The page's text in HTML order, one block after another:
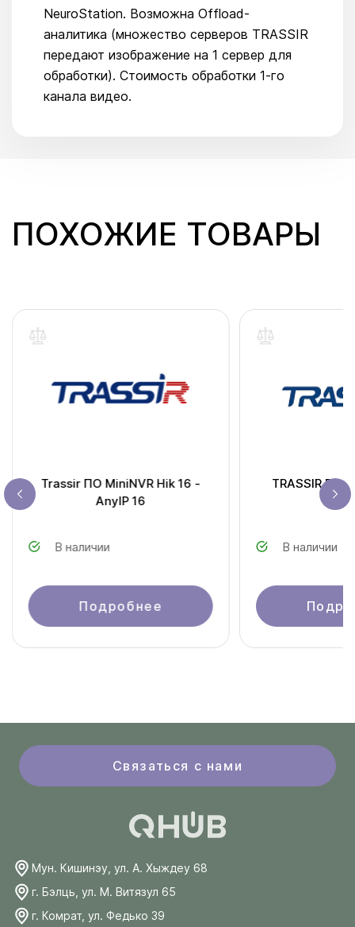
NeuroStation. Возможна Offload-
аналитика (множество серверов TRASSIR
передают изображение на 1 сервер для
обработки). Стоимость обработки 1-го
канала видео.
ПОХОЖИЕ ТОВАРЫ
Trassir ПО MiniNVR Hik 16 -
AnyIP 16
В наличии
Подробнее
TRASSIR ПО
В наличии
Связаться с нами
Мун. Кишинэу, ул. А. Хыждеу 68
г. Бэлць, ул. М. Витязул 65
г. Комрат, ул. Федько 39